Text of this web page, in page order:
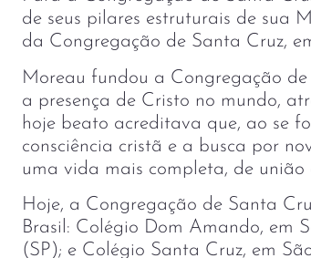
de seus pilares estruturais de sua
da Congregação de Santa Cruz,
Moreau fundou a Congregação
a presença de Cristo no mundo,
hoje beato acreditava que, ao se
consciência cristã e a busca por
uma vida mais completa, de união
Hoje, a Congregação de Santa
Brasil: Colégio Dom Amando, em
(SP); e Colégio Santa Cruz, em